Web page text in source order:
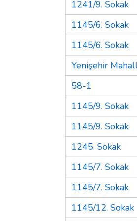
1241/9. Sokak
1145/6. Sokak
1145/6. Sokak
Yenişehir
58-1
1145/9. Sokak
1145/9. Sokak
1245. Sokak
1145/7. Sokak
1145/7. Sokak
1145/12. Sokak